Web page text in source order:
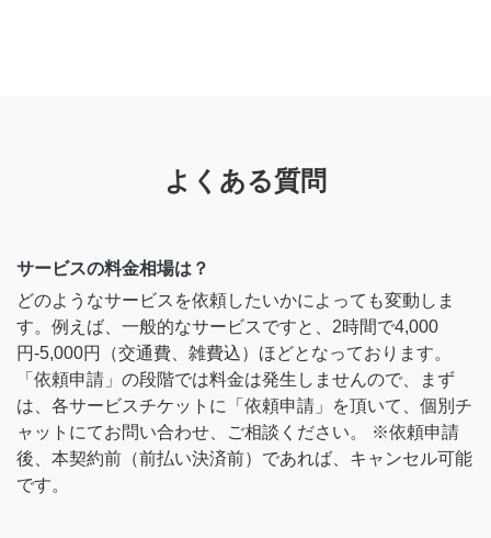
よくある質問
サービスの料金相場は？
どのようなサービスを依頼したいかによっても変動しま
す。例えば、一般的なサービスですと、2時間で4,000
円-5,000円（交通費、雑費込）ほどとなっております。
「依頼申請」の段階では料金は発生しませんので、まず
は、各サービスチケットに「依頼申請」を頂いて、個別チ
ャットにてお問い合わせ、ご相談ください。 ※依頼申請
後、本契約前（前払い決済前）であれば、キャンセル可能
です。